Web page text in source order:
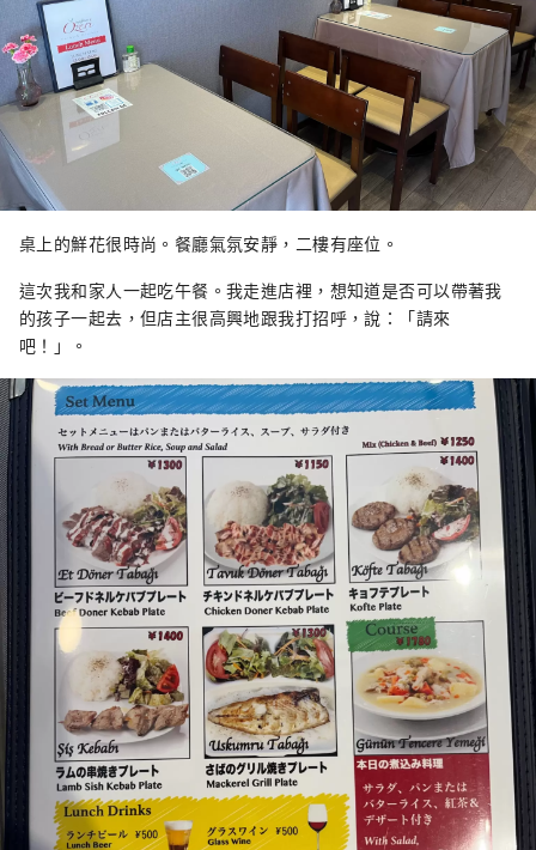
桌上的鮮花很時尚。餐廳氣氛安靜，二樓有座位。
這次我和家人一起吃午餐。我走進店裡，想知道是否可以帶著我
的孩子一起去，但店主很高興地跟我打招呼，說：「請來
吧！」。